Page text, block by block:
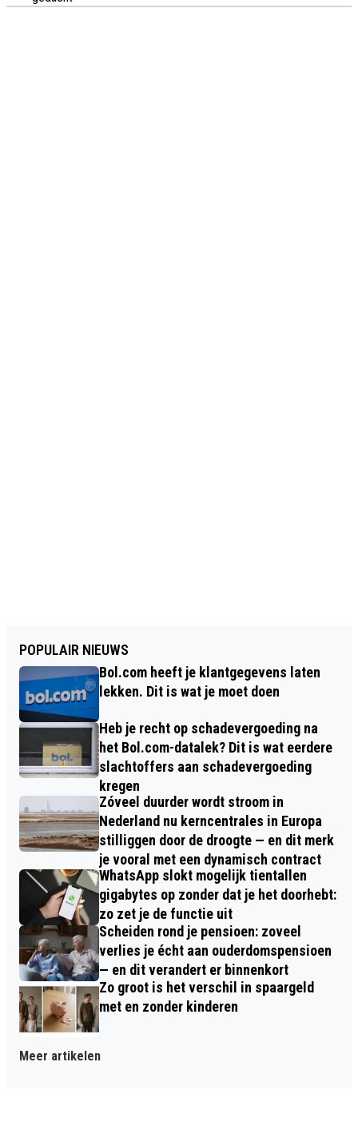
POPULAIR NIEUWS
Bol.com heeft je klantgegevens laten
lekken. Dit is wat je moet doen
Heb je recht op schadevergoeding na
het Bol.com-datalek? Dit is wat eerdere
slachtoffers aan schadevergoeding
kregen
Zóveel duurder wordt stroom in
Nederland nu kerncentrales in Europa
stilliggen door de droogte — en dit merk
je vooral met een dynamisch contract
WhatsApp slokt mogelijk tientallen
gigabytes op zonder dat je het doorhebt:
zo zet je de functie uit
Scheiden rond je pensioen: zoveel
verlies je écht aan ouderdomspensioen
— en dit verandert er binnenkort
Zo groot is het verschil in spaargeld
met en zonder kinderen
Meer artikelen